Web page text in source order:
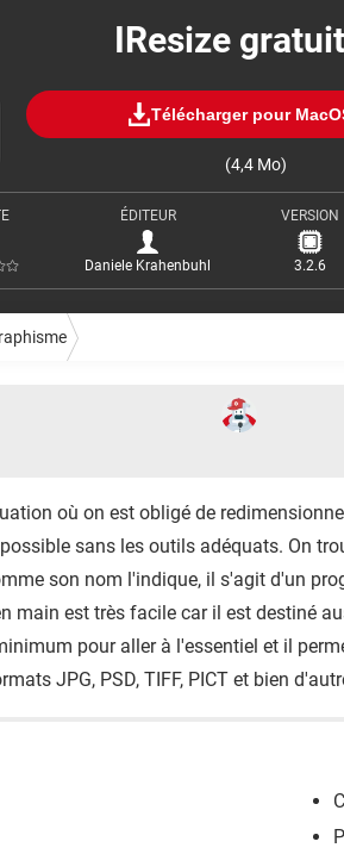
IResize
Télécharger pour
(4,4 Mo)
ÉDITEUR
Daniele Krahenbuhl
VERSION
3.2.6
où on est obligé de
sans les outils adéquats. On
son nom l'indique, il s'agit d'un
main est très facile car il est destiné
pour aller à l'essentiel et il
JPG, PSD, TIFF, PICT et bien